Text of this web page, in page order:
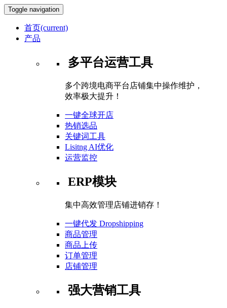
Toggle navigation
首页(current)
产品
多平台运营工具
多个跨境电商平台店铺集中操作维护，
效率极大提升！
一键全球开店
热销选品
关键词工具
Lisitng AI优化
运营监控
ERP模块
集中高效管理店铺进销存！
一键代发 Dropshipping
商品管理
商品上传
订单管理
店铺管理
强大营销工具